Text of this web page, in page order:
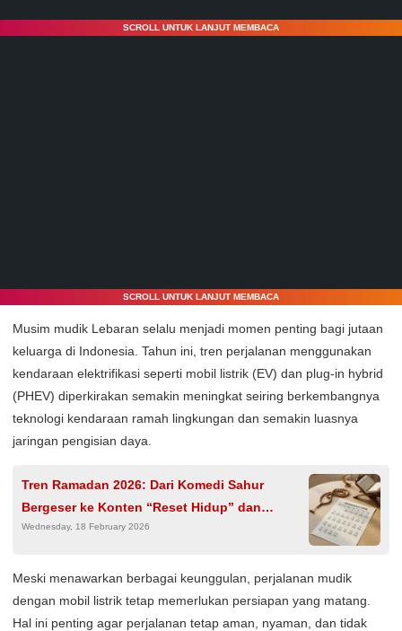
SCROLL UNTUK LANJUT MEMBACA
SCROLL UNTUK LANJUT MEMBACA
Musim mudik Lebaran selalu menjadi momen penting bagi jutaan
keluarga di Indonesia. Tahun ini, tren perjalanan menggunakan
kendaraan elektrifikasi seperti mobil listrik (EV) dan plug-in hybrid
(PHEV) diperkirakan semakin meningkat seiring berkembangnya
teknologi kendaraan ramah lingkungan dan semakin luasnya
jaringan pengisian daya.
Tren Ramadan 2026: Dari Komedi Sahur
Bergeser ke Konten “Reset Hidup” dan
Kesehatan Mental
Wednesday, 18 February 2026
Meski menawarkan berbagai keunggulan, perjalanan mudik
dengan mobil listrik tetap memerlukan persiapan yang matang.
Hal ini penting agar perjalanan tetap aman, nyaman, dan tidak